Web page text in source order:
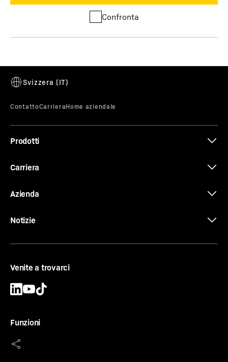
Confronta
Prodotti
Carriera
Azienda
Notizie
Venite a trovarci
Funzioni